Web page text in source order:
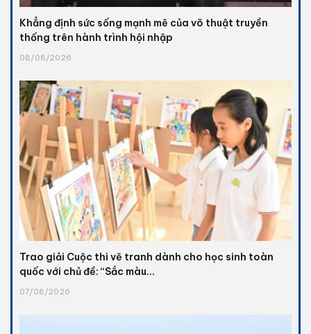
Khẳng định sức sống mạnh mẽ của võ thuật truyền
thống trên hành trình hội nhập
08/08/2026
Trao giải Cuộc thi vẽ tranh dành cho học sinh toàn
quốc với chủ đề: “Sắc màu...
07/08/2026